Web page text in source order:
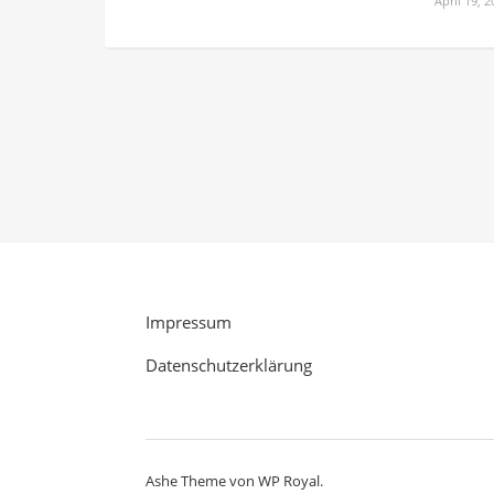
Impressum
Datenschutzerklärung
Ashe Theme von WP Royal.